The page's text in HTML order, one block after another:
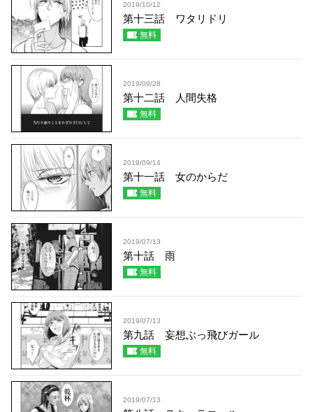
2019/10/12
第十三話 ワタリドリ
無料
2019/09/28
第十二話 人間失格
無料
2019/09/14
第十一話 女のからだ
無料
2019/07/13
第十話 雨
無料
2019/07/13
第九話 妄想ぶっ飛びガール
無料
2019/07/13